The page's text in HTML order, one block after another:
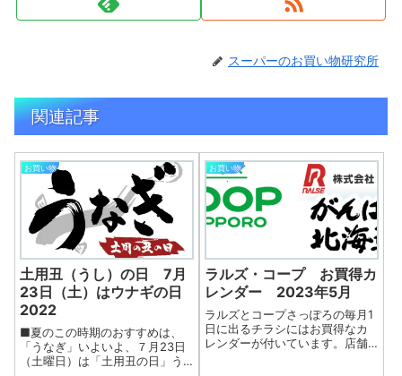
スーパーのお買い物研究所
関連記事
お買い物
土用丑（うし）の日 7月
23日（土）はウナギの日
2022
■夏のこの時期のおすすめは、
「うなぎ」いよいよ、７月23日
（土曜日）は「土用丑の日」う
お買い物
ラルズ・コープ お買得カ
レンダー 2023年5月
ラルズとコープさっぽろの毎月1
日に出るチラシにはお買得なカ
レンダーが付いています。店舗